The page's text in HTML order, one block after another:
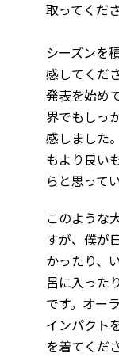
取ってくだ
シーズンを
感してくだ
発表を始め
界でもしっ
感しました
もより良い
らと思って
このような
すが、僕が
かったり、
呂に入った
です。オー
インパクト
を着てくだ